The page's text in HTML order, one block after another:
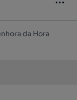
da Hora